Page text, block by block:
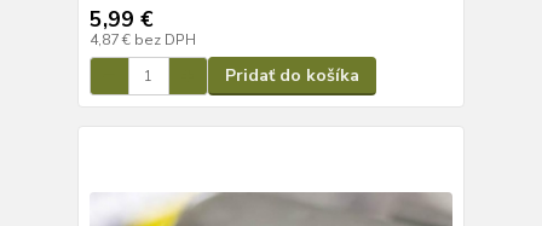
5,99 €
4,87 € bez DPH
Pridať do košíka